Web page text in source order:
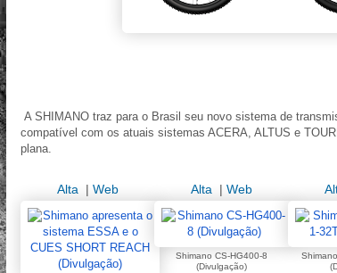
A SHIMANO traz para o Brasil seu novo sistema de
compatível com os atuais sistemas ACERA, ALTUS e
plana.
Alta | Web Alta | Web
Shimano CS-HG400-8
(Divulgação)